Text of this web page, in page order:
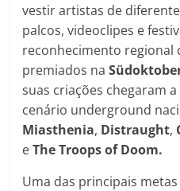
vestir artistas de
palcos, videoclipes e
reconhecimento regional
premiados na
suas criações chegaram
cenário underground
Miasthenia, Distraught,
eThe Troops of Doom.
Uma das principais